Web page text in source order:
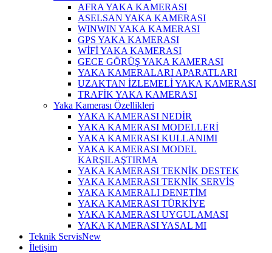
AFRA YAKA KAMERASI
ASELSAN YAKA KAMERASI
WINWIN YAKA KAMERASI
GPS YAKA KAMERASI
WİFİ YAKA KAMERASI
GECE GÖRÜŞ YAKA KAMERASI
YAKA KAMERALARI APARATLARI
UZAKTAN İZLEMELİ YAKA KAMERASI
TRAFİK YAKA KAMERASI
Yaka Kamerası Özellikleri
YAKA KAMERASI NEDİR
YAKA KAMERASI MODELLERİ
YAKA KAMERASI KULLANIMI
YAKA KAMERASI MODEL
KARŞILAŞTIRMA
YAKA KAMERASI TEKNİK DESTEK
YAKA KAMERASI TEKNİK SERVİS
YAKA KAMERALI DENETİM
YAKA KAMERASI TÜRKİYE
YAKA KAMERASI UYGULAMASI
YAKA KAMERASI YASAL MI
Teknik ServisNew
İletişim